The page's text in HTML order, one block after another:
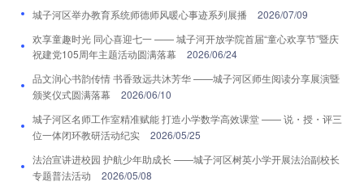
城子河区举办教育系统师德师风暖心事迹系列展播
2026/07/09
欢享童趣时光 同心喜迎七一 —— 城子河开放学院首届“童心欢享节”暨庆
祝建党105周年主题活动圆满落幕
2026/06/24
品文润心书韵传情 书香致远共沐芳华 ——城子河区师生阅读分享展演暨
颁奖仪式圆满落幕
2026/06/10
城子河区名师工作室精准赋能 打造小学数学高效课堂 —— 说・授・评三
位一体闭环教研活动纪实
2026/05/25
法治宣讲进校园 护航少年助成长 ——城子河区树英小学开展法治副校长
专题普法活动
2026/05/08